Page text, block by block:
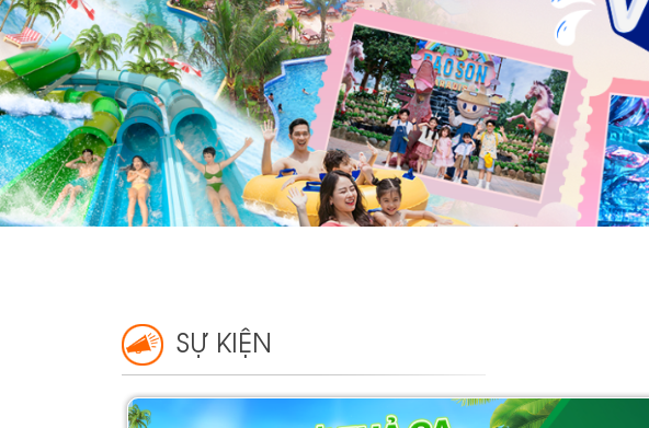
SỰ KIỆN